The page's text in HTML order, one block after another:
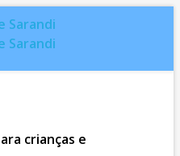
crianças e